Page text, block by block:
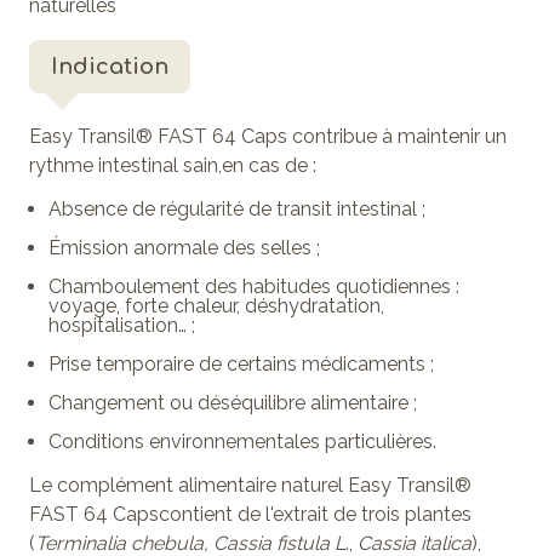
naturelles
Indication
Easy Transil® FAST 64 Caps contribue à maintenir un
rythme intestinal sain, en cas de :
Absence de régularité de transit intestinal ;
Émission anormale des selles ;
Chamboulement des habitudes quotidiennes :
voyage, forte chaleur, déshydratation,
hospitalisation… ;
Prise temporaire de certains médicaments ;
Changement ou déséquilibre alimentaire ;
Conditions environnementales particulières.
Le complément alimentaire naturel Easy Transil®
FAST 64 Capscontient de l'extrait de trois plantes
( Terminalia chebula, Cassia fistula L ., Cassia italica),